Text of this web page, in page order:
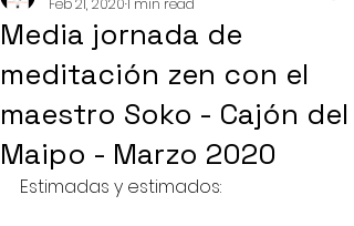
Media jornada de
meditación zen con el
maestro Soko - Cajón del
Maipo - Marzo 2020
Feb 21, 20201 min read
Estimadas y estimados: